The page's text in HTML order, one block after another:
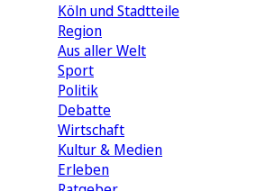
Köln und Stadtteile
Region
Aus aller Welt
Sport
Politik
Debatte
Wirtschaft
Kultur & Medien
Erleben